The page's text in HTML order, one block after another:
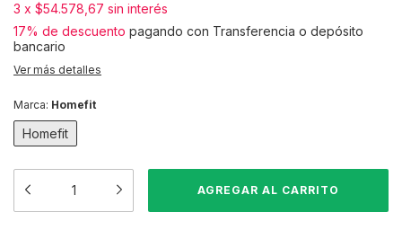
3 x $54.578,67 sin interés
17% de descuento pagando con Transferencia o depósito
bancario
Ver más detalles
Marca: Homefit
Homefit